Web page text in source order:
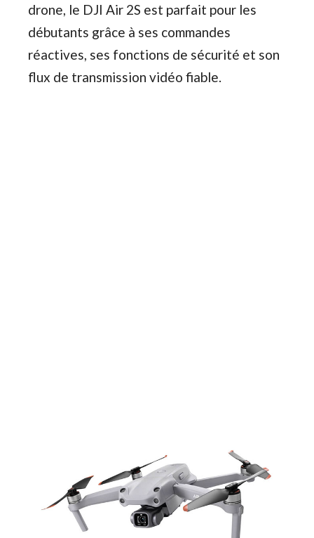
drone, le DJI Air 2S est parfait pour les
débutants grâce à ses commandes
réactives, ses fonctions de sécurité et son
flux de transmission vidéo fiable.